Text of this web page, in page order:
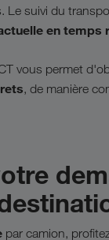
suivi du
en temps
vous permet
, de manière
par camion,